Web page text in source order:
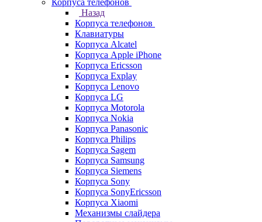
Корпуса телефонов
Назад
Корпуса телефонов
Клавиатуры
Корпуса Alcatel
Корпуса Apple iPhone
Корпуса Ericsson
Корпуса Explay
Корпуса Lenovo
Корпуса LG
Корпуса Motorola
Корпуса Nokia
Корпуса Panasonic
Корпуса Philips
Корпуса Sagem
Корпуса Samsung
Корпуса Siemens
Корпуса Sony
Корпуса SonyEricsson
Корпуса Xiaomi
Механизмы слайдера